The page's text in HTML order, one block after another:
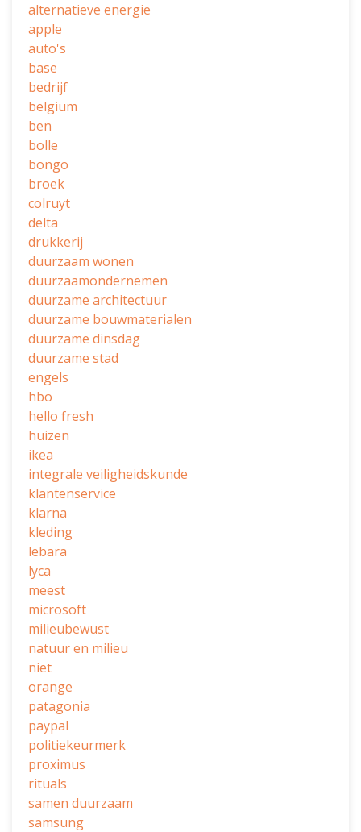
alternatieve energie
apple
auto's
base
bedrijf
belgium
ben
bolle
bongo
broek
colruyt
delta
drukkerij
duurzaam wonen
duurzaamondernemen
duurzame architectuur
duurzame bouwmaterialen
duurzame dinsdag
duurzame stad
engels
hbo
hello fresh
huizen
ikea
integrale veiligheidskunde
klantenservice
klarna
kleding
lebara
lyca
meest
microsoft
milieubewust
natuur en milieu
niet
orange
patagonia
paypal
politiekeurmerk
proximus
rituals
samen duurzaam
samsung